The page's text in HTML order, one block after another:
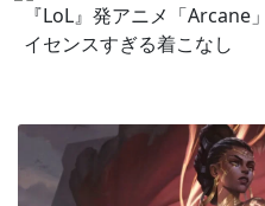
『LoL』発アニメ「
イセンスすぎる着こなし